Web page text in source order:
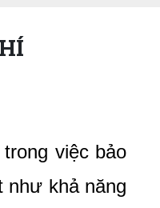
việc bảo
như khả năng